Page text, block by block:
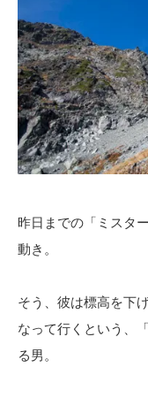
昨日までの「ミスタ
動き。
そう、彼は標高を下
なって行くという、
る男。